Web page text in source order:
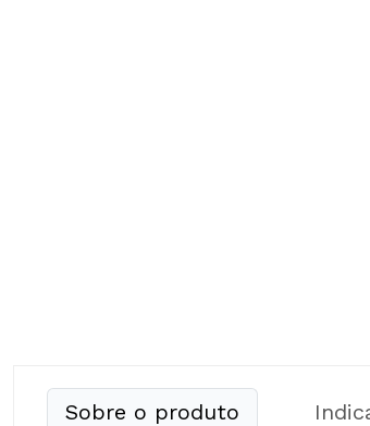
Sobre o produto